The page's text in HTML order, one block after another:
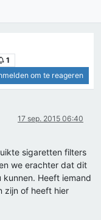
1
om te reageren
17 sep. 2015 06:40
sigaretten filters
we erachter dat dit
kunnen. Heeft iemand
zijn of heeft hier